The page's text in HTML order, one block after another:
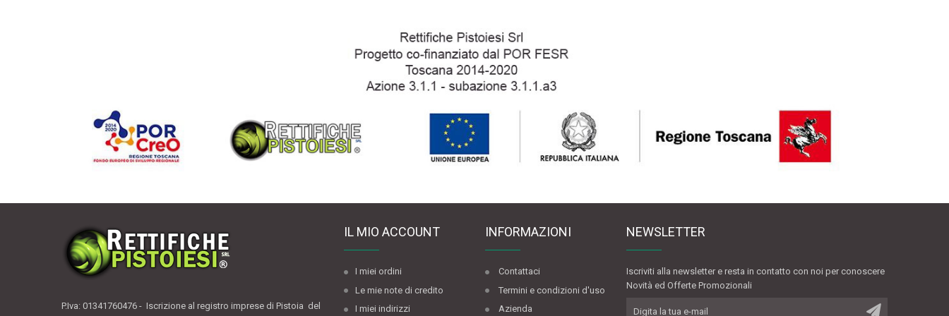
P.Iva: 01341760476 - Iscrizione al registro imprese di Pistoia del
IL MIO ACCOUNT
I miei ordini
Le mie note di credito
I miei indirizzi
INFORMAZIONI
Contattaci
Termini e condizioni d'uso
Azienda
NEWSLETTER
Iscriviti alla newsletter e resta in contatto con noi per conoscere
Novità ed Offerte Promozionali